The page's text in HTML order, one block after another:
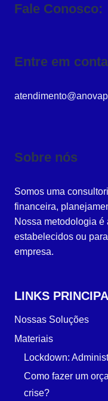
Fale Conosco:
Entre em
Sobre nós
Somos uma
financeira,
Nossa metodologia
estabelecidos ou
empresa.
LINKS
Nossas Soluções
Materiais
Lockdown:
Como fazer um
crise?